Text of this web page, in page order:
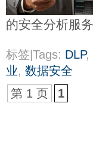
的安全分析服
标签|Tags: DLP,
业, 数据安全
第 1 页
1